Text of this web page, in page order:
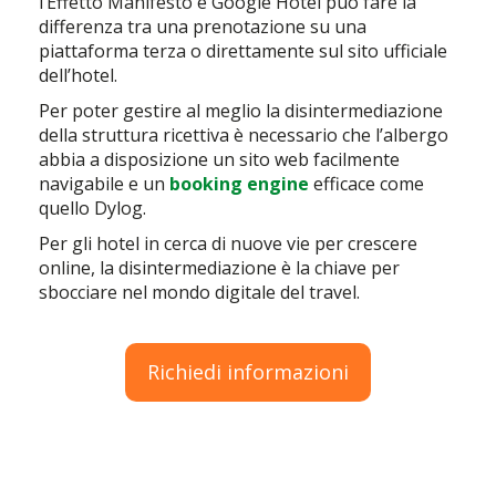
differenza tra una prenotazione su una
piattaforma terza o direttamente sul sito ufficiale
dell’hotel.
Per poter gestire al meglio la disintermediazione
della struttura ricettiva è necessario che l’albergo
abbia a disposizione un sito web facilmente
navigabile e un booking engine efficace come
quello Dylog.
Per gli hotel in cerca di nuove vie per crescere
online, la disintermediazione è la chiave per
sbocciare nel mondo digitale del travel.
Richiedi informazioni